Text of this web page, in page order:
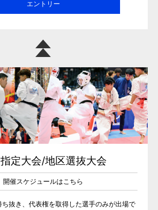
エントリー
定大会/地区選抜大会
開催スケジュールはこちら
抜き、代表権を取得した選手のみが出場で